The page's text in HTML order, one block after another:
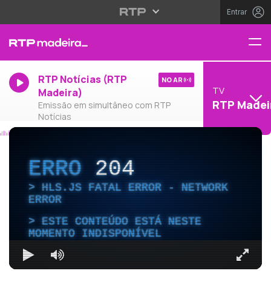
Entrar
RTP Notícias (RTP
Madeira)
Emissão em simultâneo com RTP
Notícias
NO AR
TV
RTP
ERRO204
HLS.JS FATAL ERROR - NETWORK
ERROR
ESTE CONTEÚDO ESTÁ NESTE
MOMENTO INDISPONÍVEL